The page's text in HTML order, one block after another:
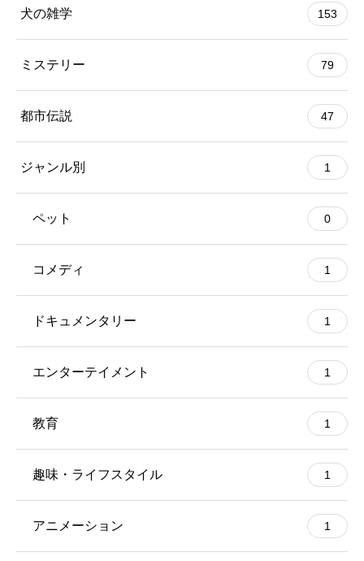
犬の雑学 153
ミステリー 79
都市伝説 47
ジャンル別 1
ペット 0
コメディ 1
ドキュメンタリー 1
エンターテイメント 1
教育 1
趣味・ライフスタイル 1
アニメーション 1